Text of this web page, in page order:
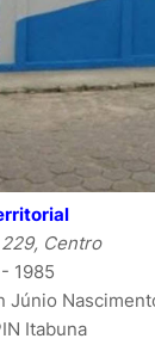
Centro
- 1985
Júnio
Itabuna